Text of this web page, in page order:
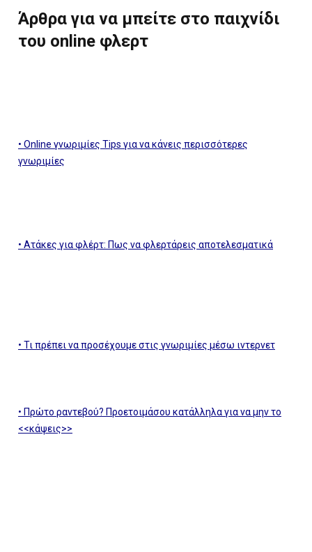
Άρθρα για να μπείτε στο παιχνίδι
του online φλερτ
• Online γνωριμίες Tips για να κάνεις περισσότερες
γνωριμίες
• Ατάκες για φλέρτ: Πως να φλερτάρεις αποτελεσματικά
• Τι πρέπει να προσέχουμε στις γνωριμίες μέσω ιντερνετ
• Πρώτο ραντεβού? Προετοιμάσου κατάλληλα για να μην το
<<κάψεις>>